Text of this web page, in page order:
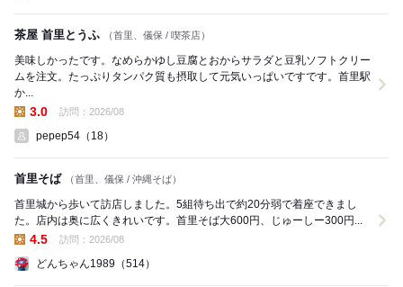
茶屋 首里とうふ （首里、儀保 / 喫茶店）
美味しかったです。なめらかゆし豆腐とおからサラダと豆乳ソフトクリー
ムを注文。たっぷりタンパク質も摂取して元気いっぱいですです。首里駅
か...
3.0 訪問：2026/08
pepep54（18）
首里そば （首里、儀保 / 沖縄そば）
首里城から歩いて訪店しました。5組待ち出で約20分弱で着座できまし
た。店内は奥に広くきれいです。首里そば大600円、じゅーしー300円...
4.5 訪問：2026/08
どんちゃん1989（514）